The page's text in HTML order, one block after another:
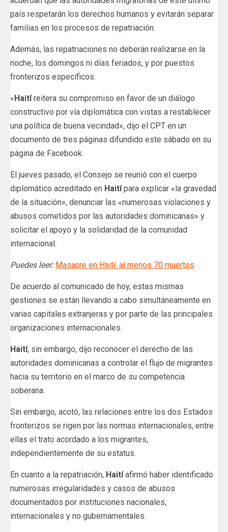
país respetarán los derechos humanos y evitarán separar
familias en los procesos de repatriación.
Además, las repatriaciones no deberán realizarse en la
noche, los domingos ni días feriados, y por puestos
fronterizos específicos.
« Haitíreitera su compromiso en favor de un diálogo
constructivo por vía diplomática con vistas a restablecer
una política de buena vecindad», dijo el CPT en un
documento de tres páginas difundido este sábado en su
página de Facebook.
El jueves pasado, el Consejo se reunió con el cuerpo
diplomático acreditado en Haitípara explicar «la gravedad
de la situación», denunciar las «numerosas violaciones y
abusos cometidos por las autoridades dominicanas» y
solicitar el apoyo y la solidaridad de la comunidad
internacional.
Puedes leer: Masacre en Haití: al menos 70 muertos
De acuerdo al comunicado de hoy, estas mismas
gestiones se están llevando a cabo simultáneamente en
varias capitales extranjeras y por parte de las principales
organizaciones internacionales.
Haití, sin embargo, dijo reconocer el derecho de las
autoridades dominicanas a controlar el flujo de migrantes
hacia su territorio en el marco de su competencia
soberana.
Sin embargo, acotó, las relaciones entre los dos Estados
fronterizos se rigen por las normas internacionales, entre
ellas el trato acordado a los migrantes,
independientemente de su estatus.
En cuanto a la repatriación, Haitíafirmó haber identificado
numerosas irregularidades y casos de abusos
documentados por instituciones nacionales,
internacionales y no gubernamentales.